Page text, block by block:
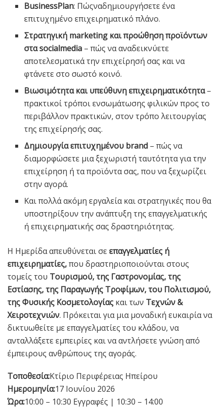
BusinessPlan: Πώςναδημιουργήσετε ένα
επιτυχημένο επιχειρηματικό πλάνο.
Στρατηγική marketing και προώθηση προϊόντων
σταsocialmedia – πώς να αναδεικνύετε
αποτελεσματικά την επιχείρησή σας και να
φτάνετε στο σωστό κοινό.
Βιωσιμότητα και υπεύθυνη επιχειρηματικότητα–
πρακτικοί τρόποι ενσωμάτωσης φιλικών προς το
περιβάλλον πρακτικών, στον τρόπο λειτουργίας
της επιχείρησής σας.
Δημιουργία επιτυχημένου brand – πώς να
διαμορφώσετε μια ξεχωριστή ταυτότητα για την
επιχείρηση ή τα προϊόντα σας, που να ξεχωρίζει
στην αγορά.
Και πολλά ακόμη εργαλεία και στρατηγικές που θα
υποστηρίξουν την ανάπτυξη της επαγγελματικής
ή επιχειρηματικής σας δραστηριότητας.
Η Ημερίδα απευθύνεται σεεπαγγελματίες ή
επιχειρηματίες,που δραστηριοποιούνται στους
τομείς του Τουρισμού, της Γαστρονομίας, της
Εστίασης, της Παραγωγής Τροφίμων, του Πολιτισμού,
της Φυσικής Κοσμετολογίας και των Τεχνών &
Χειροτεχνιών. Πρόκειται για μια μοναδική ευκαιρία να
δικτυωθείτε με επαγγελματίες του κλάδου, να
ανταλλάξετε εμπειρίες και να αντλήσετε γνώση από
έμπειρους ανθρώπους της αγοράς.
Τοποθεσία:Κτίριο Περιφέρειας Ηπείρου
Ημερομηνία:17 Ιουνίου 2026
Ώρα:10:00 – 10:30 Εγγραφές | 10:30 – 14:00